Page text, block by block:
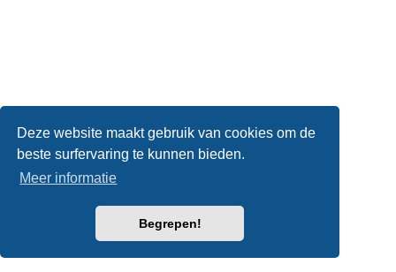
Deze website maakt gebruik van cookies om de
beste surfervaring te kunnen bieden.
Meer informatie
Begrepen!